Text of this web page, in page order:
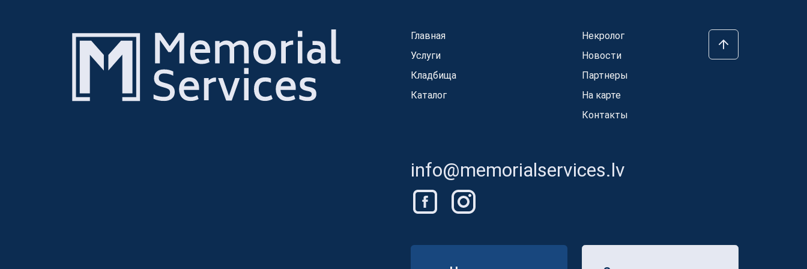
Главная
Услуги
Кладбища
Каталог
Некролог
Новости
Партнеры
На карте
Контакты
info@memorialservices.lv